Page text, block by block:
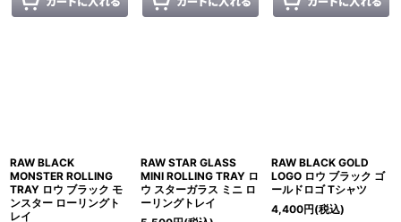
RAW BLACK
MONSTER ROLLING
TRAY ロウ ブラック モ
ンスター ローリングト
レイ
RAW STAR GLASS
MINI ROLLING TRAY ロ
ウ スターガラス ミニ ロ
ーリングトレイ
RAW BLACK GOLD
LOGO ロウ ブラック ゴ
ールドロゴ Tシャツ
4,400円(税込)